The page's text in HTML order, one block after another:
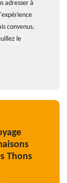
adresser à
convenus.
le
Thons